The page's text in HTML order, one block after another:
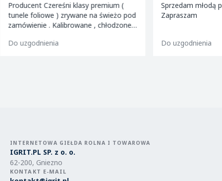
Producent Czereśni klasy premium (
tunele foliowe ) zrywane na świeżo pod
zamówienie . Kalibrowane , chłodzone i
Do uzgodnienia
Sprzedam młodą
Zapraszam
Do uzgodnienia
INTERNETOWA GIEŁDA ROLNA I TOWAROWA
IGRIT.PL SP. z o. o.
62-200, Gniezno
KONTAKT E-MAIL